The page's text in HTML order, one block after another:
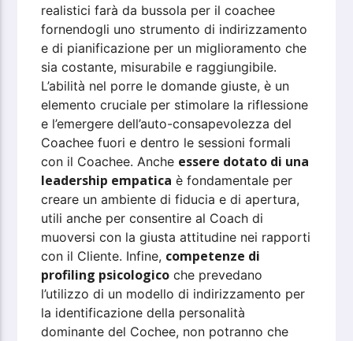
realistici farà da bussola per il coachee
fornendogli uno strumento di indirizzamento
e di pianificazione per un miglioramento che
sia costante, misurabile e raggiungibile.
L’abilità nel porre le domande giuste, è un
elemento cruciale per stimolare la riflessione
e l’emergere dell’auto-consapevolezza del
Coachee fuori e dentro le sessioni formali
con il Coachee. Anche essere dotato di una
leadership empatica è fondamentale per
creare un ambiente di fiducia e di apertura,
utili anche per consentire al Coach di
muoversi con la giusta attitudine nei rapporti
con il Cliente. Infine, competenze di
profiling psicologico che prevedano
l’utilizzo di un modello di indirizzamento per
la identificazione della personalità
dominante del Cochee, non potranno che